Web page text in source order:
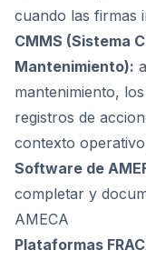
cuando las firmas
CMMS (Sistema
Mantenimiento):
mantenimiento,
registros de
contexto
Software de
completar y
AMECA
Plataformas